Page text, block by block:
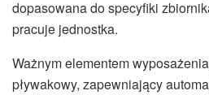
dopasowana do specyfiki
pracuje jednostka.
Ważnym elementem
pływakowy, zapewniający